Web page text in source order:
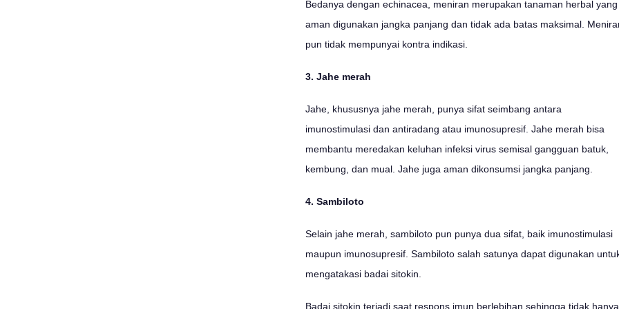
Bedanya dengan echinacea, meniran merupakan tanaman herbal yang
aman digunakan jangka panjang dan tidak ada batas maksimal.
pun tidak mempunyai kontra indikasi.
3. Jahe merah
Jahe, khususnya jahe merah, punya sifat seimbang antara
imunostimulasi dan antiradang atau imunosupresif. Jahe merah bisa
membantu meredakan keluhan infeksi virus semisal gangguan batuk,
kembung, dan mual. Jahe juga aman dikonsumsi jangka panjang.
4. Sambiloto
Selain jahe merah, sambiloto pun punya dua sifat, baik imunostimulasi
maupun imunosupresif. Sambiloto salah satunya dapat digunakan
mengatakasi badai sitokin.
Badai sitokin terjadi saat respons imun berlebihan sehingga tidak hanya